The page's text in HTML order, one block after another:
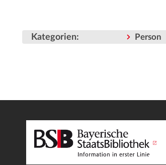
Kategorien: Person